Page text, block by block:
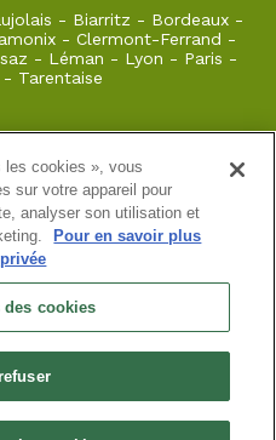
- Biarritz - Bordeaux -
- Clermont-Ferrand -
- Léman - Lyon - Paris -
Tarentaise
LYON
-Informations pratiques
-Newsletter
personnelles
NATURE
MMA Assurances 609804 /
intracom : FR 76 102
les cookies », vous
sur votre appareil pour
analyser son utilisation et
Pour en savoir plus
des cookies